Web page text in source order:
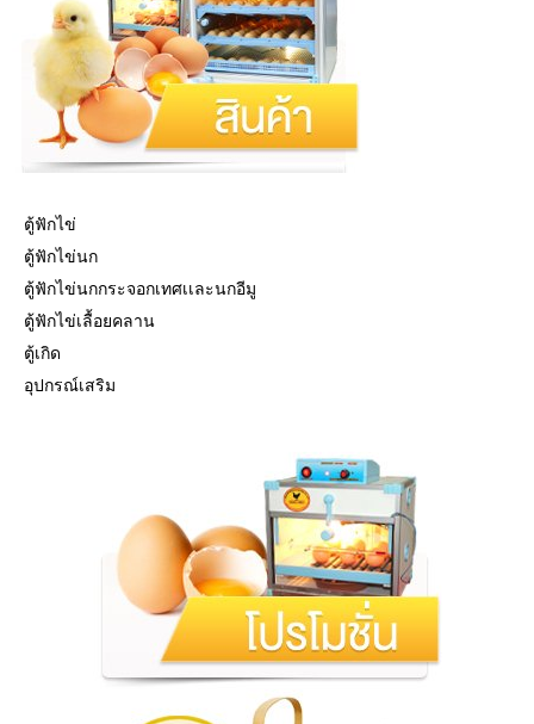
ตู้ฟักไข่
ตู้ฟักไข่นก
ตู้ฟักไข่นกกระจอกเทศเเละนกอีมู
ตู้ฟักไข่เลื้อยคลาน
ตู้เกิด
อุปกรณ์เสริม